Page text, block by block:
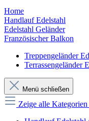
Home
Handlauf Edelstahl
Edelstahl Geländer
Französischer Balkon
Treppengeländer
Terrassengeländer
Menü schließen
Zeige alle Kategorien